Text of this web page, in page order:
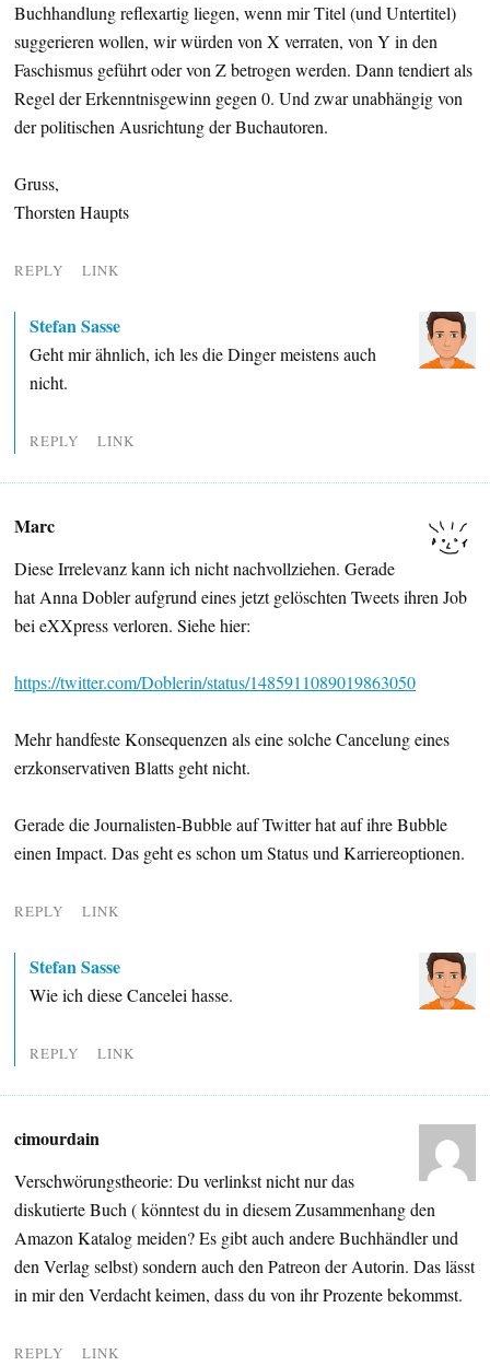
Buchhandlung reflexartig liegen, wenn mir Titel (und Untertitel)
suggerieren wollen, wir würden von X verraten, von Y in den
Faschismus geführt oder von Z betrogen werden. Dann tendiert als
Regel der Erkenntnisgewinn gegen 0. Und zwar unabhängig von
der politischen Ausrichtung der Buchautoren.
Gruss,
Thorsten Haupts
REPLY LINK
Stefan Sasse
Geht mir ähnlich, ich les die Dinger meistens auch
nicht.
REPLY LINK
Marc
Diese Irrelevanz kann ich nicht nachvollziehen. Gerade
hat Anna Dobler aufgrund eines jetzt gelöschten Tweets ihren Job
bei eXXpress verloren. Siehe hier:
https://twitter.com/Doblerin/status/1485911089019863050
Mehr handfeste Konsequenzen als eine solche Cancelung eines
erzkonservativen Blatts geht nicht.
Gerade die Journalisten-Bubble auf Twitter hat auf ihre Bubble
einen Impact. Das geht es schon um Status und Karriereoptionen.
REPLY LINK
Stefan Sasse
Wie ich diese Cancelei hasse.
REPLY LINK
cimourdain
Verschwörungstheorie: Du verlinkst nicht nur das
diskutierte Buch ( könntest du in diesem Zusammenhang den
Amazon Katalog meiden? Es gibt auch andere Buchhändler und
den Verlag selbst) sondern auch den Patreon der Autorin. Das lässt
in mir den Verdacht keimen, dass du von ihr Prozente bekommst.
REPLY LINK